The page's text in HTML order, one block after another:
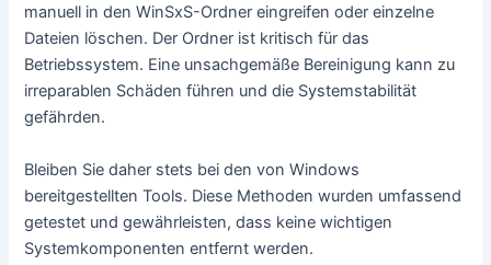
manuell in den WinSxS-Ordner eingreifen oder einzelne
Dateien löschen. Der Ordner ist kritisch für das
Betriebssystem. Eine unsachgemäße Bereinigung kann zu
irreparablen Schäden führen und die Systemstabilität
gefährden.
Bleiben Sie daher stets bei den von Windows
bereitgestellten Tools. Diese Methoden wurden umfassend
getestet und gewährleisten, dass keine wichtigen
Systemkomponenten entfernt werden.